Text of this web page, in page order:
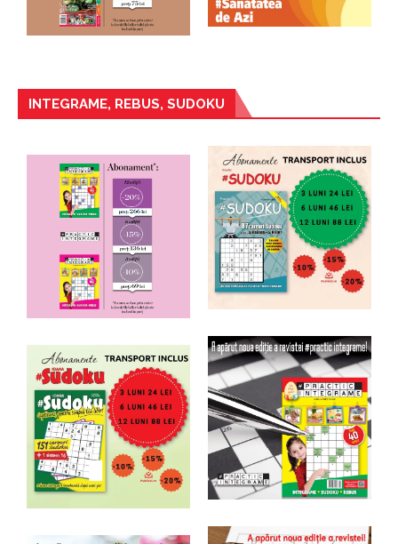
INTEGRAME, REBUS, SUDOKU